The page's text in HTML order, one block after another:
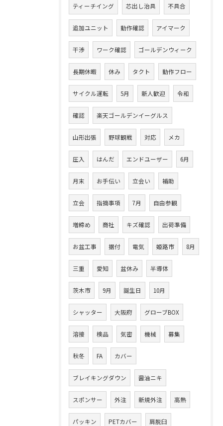
ティーチイング 芯出し治具 不具合
追加ユニット 動作確認 アイマーク
干渉 ワーク確認 ゴールデンウィーク
長期休暇 休み タクト 動作フロー
サイクル運転 5月 新人歓迎 令和
確認 楽天ゴールデンイーグルス
山形出張 野球観戦 対応 メカ
圧入 はんだ エンドユーザー 6月
月末 お手伝い 立会い 補助
立会 指摘事項 7月 自由参観
増締め 商社 キズ確認 出荷準備
お盆工事 据付 電気 姫路市 8月
三重 愛知 盆休み 半導体
茨木市 9月 誕生日 10月
シャッター 大阪府 グローブBOX
溶接 検品 気密 機械 募集
秋冬 FA カバー
ブレイキングダウン 醤油ニキ
スポンサー 外注 新規外注 高熱
パッキン PETカバー 肩脱臼